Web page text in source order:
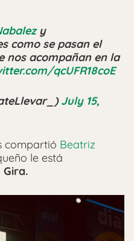
y
como se pasan el
nos acompañan en la
qcUFR18coE
July 15,
compartió Beatriz
le está
Gira.